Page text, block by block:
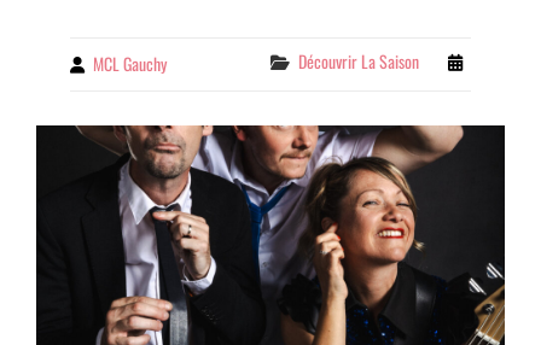
By MCL Gauchy Categories
Découvrir La Saison